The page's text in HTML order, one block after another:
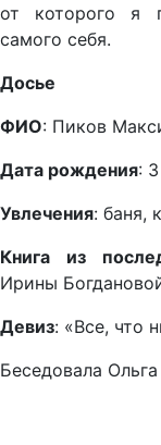
от которого я
самого себя.
Досье
ФИО: Пиков
Дата рождения:
Увлечения: баня,
Книга из
Ирины
Девиз: «Все, что
Беседовала